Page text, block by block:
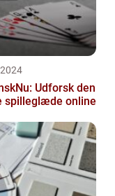
Udforsk den
spilleglæde online